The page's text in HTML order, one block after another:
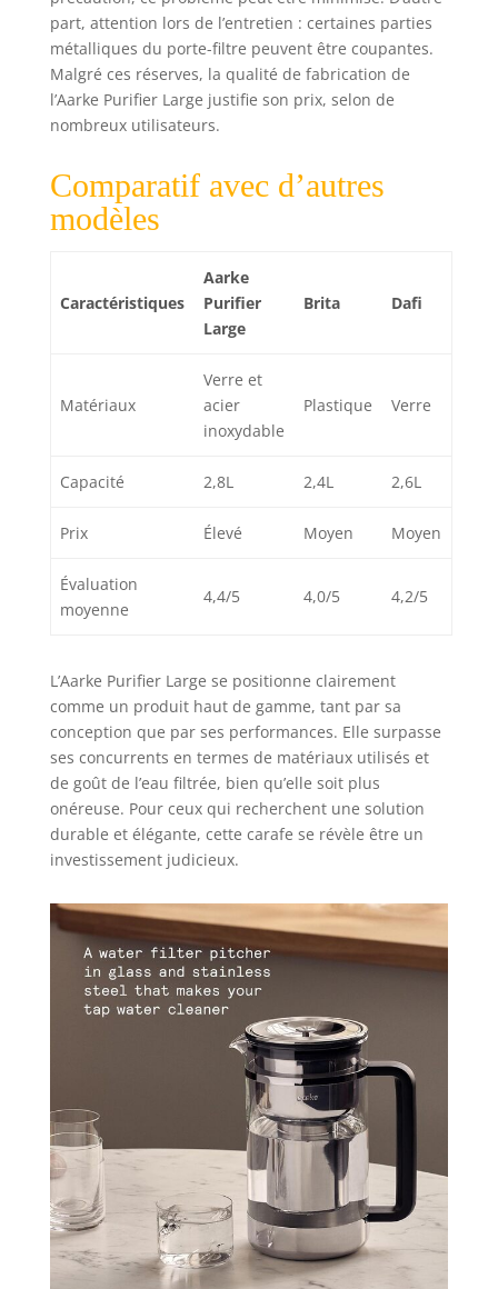
part, attention lors de l’entretien : certaines parties
métalliques du porte-filtre peuvent être coupantes.
Malgré ces réserves, la qualité de fabrication de
l’Aarke Purifier Large justifie son prix, selon de
nombreux utilisateurs.
Comparatif avec d’autres
modèles
Caractéristiques
Aarke
Purifier
Large
Brita Dafi
Matériaux
Verre et
acier
inoxydable
Plastique Verre
Capacité 2,8L 2,4L 2,6L
Prix Élevé Moyen Moyen
Évaluation
moyenne
4,4/5 4,0/5 4,2/5
L’Aarke Purifier Large se positionne clairement
comme un produit haut de gamme, tant par sa
conception que par ses performances. Elle surpasse
ses concurrents en termes de matériaux utilisés et
de goût de l’eau filtrée, bien qu’elle soit plus
onéreuse. Pour ceux qui recherchent une solution
durable et élégante, cette carafe se révèle être un
investissement judicieux.